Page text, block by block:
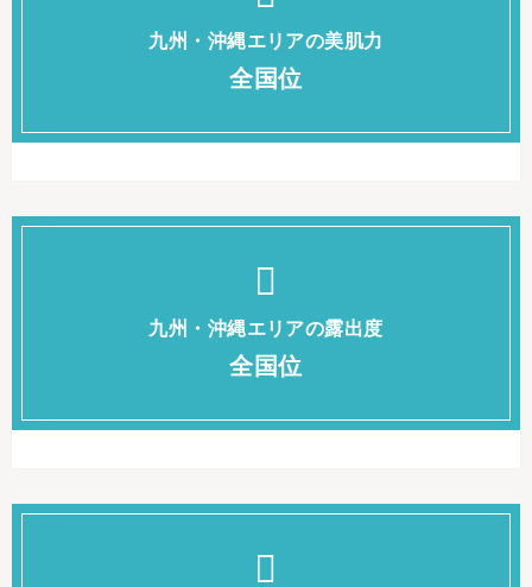
九州・沖縄エリアの美肌力
全国位
九州・沖縄エリアの露出度
全国位